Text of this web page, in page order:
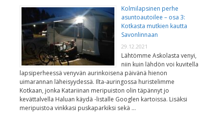
Kolmilapsinen perhe
asuntoautoilee – osa 3:
Kotkasta mutkien kautta
Savonlinnaan
29.12.2021
Lähtömme Askolasta venyi,
niin kuin lähdön voi kuvitella
lapsiperheessä venyvän aurinkoisena päivänä hienon
uimarannan läheisyydessä. Ilta-auringossa huristelimme
Kotkaan, jonka Katariinan meripuiston olin täpännyt jo
kevättalvella Haluan käydä -listalle Googlen kartoissa. Lisäksi
meripuistoa vinkkasi puskaparkiksi sekä …